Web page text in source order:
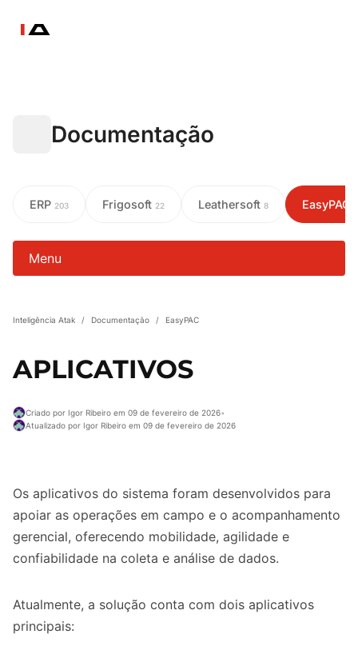
Documentação
ERP 203 Frigosoft 22 Leathersoft 8 EasyPAC
Menu
Inteligência Atak / Documentação / EasyPAC
APLICATIVOS
Criado por Igor Ribeiro em 09 de fevereiro de 2026•
Atualizado por Igor Ribeiro em 09 de fevereiro de 2026
Os aplicativos do sistema foram desenvolvidos para
apoiar as operações em campo e o acompanhamento
gerencial, oferecendo mobilidade, agilidade e
confiabilidade na coleta e análise de dados.
Atualmente, a solução conta com dois aplicativos
principais: